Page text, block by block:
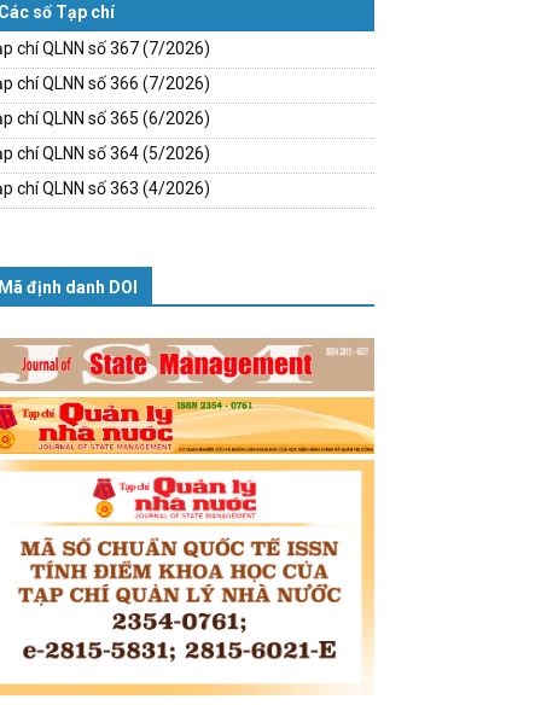
Các số Tạp chí
chí QLNN số 367 (7/2026)
chí QLNN số 366 (7/2026)
chí QLNN số 365 (6/2026)
chí QLNN số 364 (5/2026)
chí QLNN số 363 (4/2026)
Mã định danh DOI